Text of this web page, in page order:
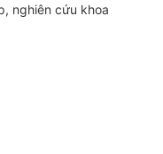
nghiên cứu khoa